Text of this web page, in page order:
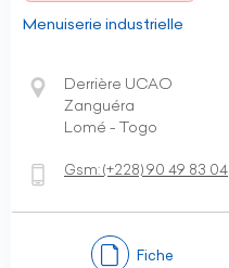
Menuiserie industrielle
Derrière UCAO
Zanguéra
Lomé - Togo
Gsm:(+228)90 49 83 04
Fiche